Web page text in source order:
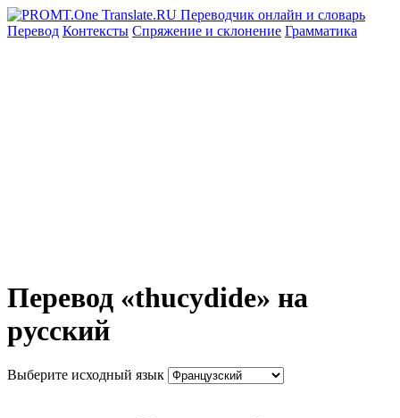
Перевод Контексты Спряжение и склонение Грамматика
Перевод «thucydide» на
русский
Выберите исходный язык